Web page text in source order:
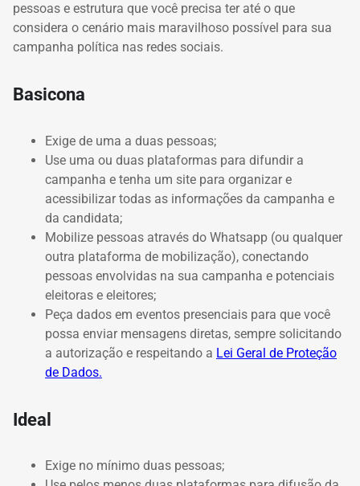
pessoas e estrutura que você precisa ter até o que
considera o cenário mais maravilhoso possível para sua
campanha política nas redes sociais.
Basicona
Exige de uma a duas pessoas;
Use uma ou duas plataformas para difundir a
campanha e tenha um site para organizar e
acessibilizar todas as informações da campanha e
da candidata;
Mobilize pessoas através do Whatsapp (ou qualquer
outra plataforma de mobilização), conectando
pessoas envolvidas na sua campanha e potenciais
eleitoras e eleitores;
Peça dados em eventos presenciais para que você
possa enviar mensagens diretas, sempre solicitando
a autorização e respeitando a Lei Geral de Proteção
de Dados.
Ideal
Exige no mínimo duas pessoas;